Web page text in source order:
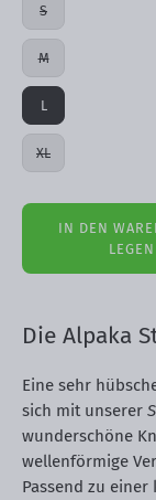
S
M
L
XL
IN DEN
LEGEN
Die Alpaka
Eine sehr
sich mit unserer
wunderschöne
wellenförmige
Passend zu